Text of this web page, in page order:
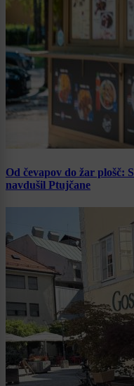
Od čevapov do žar plošč:
navdušil Ptujčane